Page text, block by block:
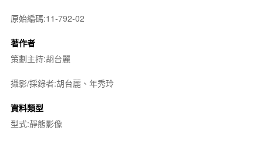
原始編碼:11-792-02
著作者
策劃主持:胡台麗
攝影/採錄者:胡台麗、年秀玲
資料類型
型式:靜態影像